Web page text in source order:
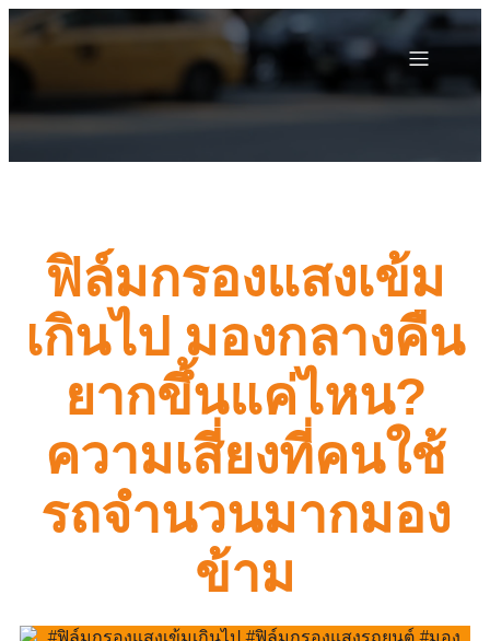
ฟิล์มกรองแสงเข้ม
เกินไป มองกลางคืน
ยากขึ้นแค่ไหน?
ความเสี่ยงที่คนใช้
รถจำนวนมากมอง
ข้าม